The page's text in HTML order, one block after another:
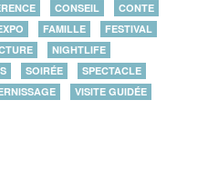
CONSEIL
CONTE
FAMILLE
FESTIVAL
NIGHTLIFE
SOIRÉE
SPECTACLE
VISITE GUIDÉE